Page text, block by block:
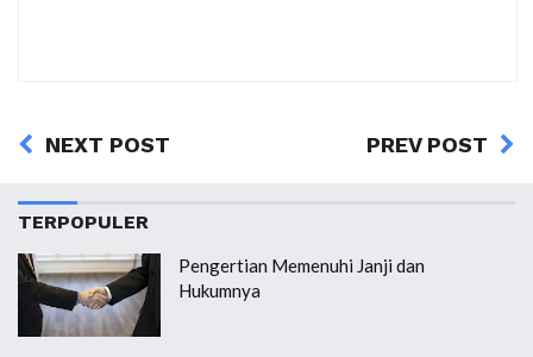
NEXT POST PREV POST
TERPOPULER
Pengertian Memenuhi Janji dan
Hukumnya